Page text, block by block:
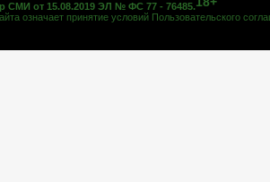
СМИ от 15.08.2019 ЭЛ № ФС 77 - 76485.
означает принятие условий Пользовательского